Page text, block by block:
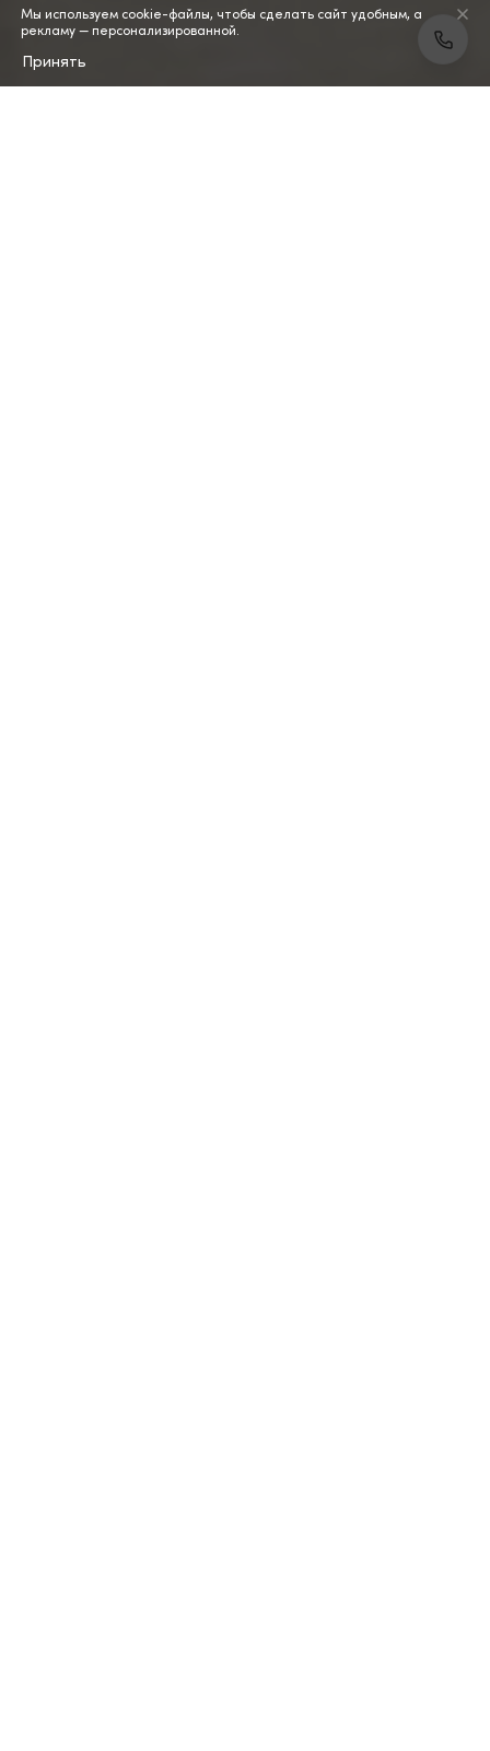
Мы используем cookie-файлы, чтобы сделать сайт удобным, а
рекламу — персонализированной.
Принять